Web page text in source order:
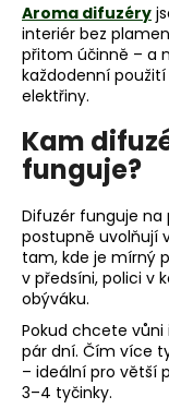
Aroma difuzéry
interiér bez
přitom účinně – a
každodenní
elektřiny.
Kam
funguje?
Difuzér funguje na
postupně uvolňují
tam, kde je mírný
v předsíni, polici v
obýváku.
Pokud chcete
pár dní. Čím více
– ideální pro větší
3–4 tyčinky.
t
ř
e
b
u
j
e
t
e
n
a
j
í
t